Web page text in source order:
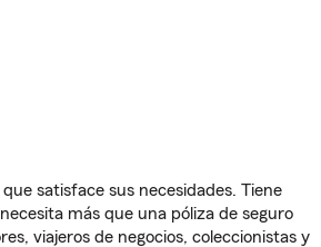
satisface sus necesidades. Tiene
necesita más que una póliza de seguro
viajeros de negocios, coleccionistas y